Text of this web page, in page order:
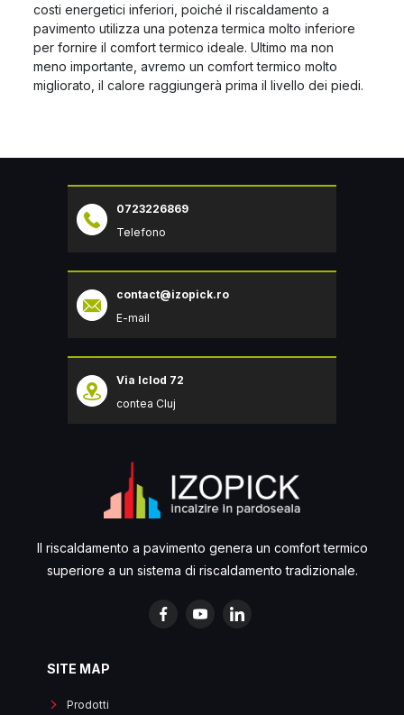
costi energetici inferiori, poiché il riscaldamento a
pavimento utilizza una potenza termica molto inferiore
per fornire il comfort termico ideale. Ultimo ma non
meno importante, avremo un comfort termico molto
migliorato, il calore raggiungerà prima il livello dei piedi.
0723226869
Telefono
contact@izopick.ro
E-mail
Via Iclod 72
contea Cluj
Il riscaldamento a pavimento genera un comfort termico
superiore a un sistema di riscaldamento tradizionale.
SITE MAP
Prodotti